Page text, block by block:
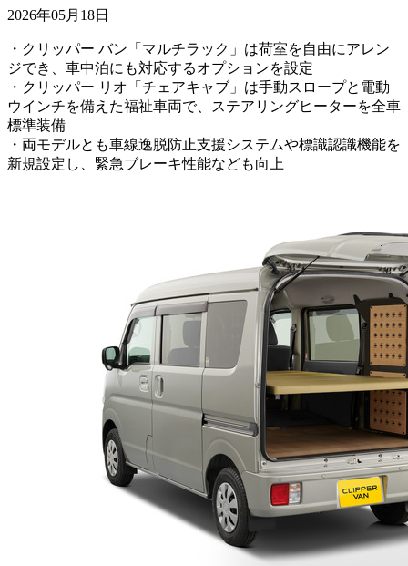
2026年05月18日
・クリッパー バン「マルチラック」は荷室を自由にアレン
ジでき、車中泊にも対応するオプションを設定
・クリッパー リオ「チェアキャブ」は手動スロープと電動
ウインチを備えた福祉車両で、ステアリングヒーターを全車
標準装備
・両モデルとも車線逸脱防止支援システムや標識認識機能を
新規設定し、緊急ブレーキ性能なども向上